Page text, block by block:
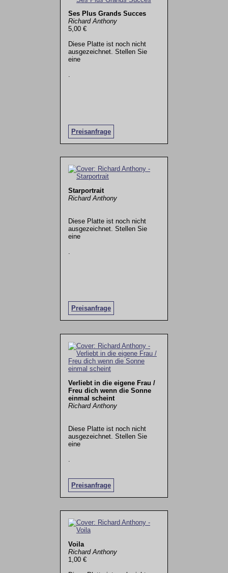
Ses Plus Grands Succes
Richard Anthony
5,00 €
Diese Platte ist noch nicht
ausgezeichnet. Stellen Sie
eine
Preisanfrage
.
Starportrait
Richard Anthony
Diese Platte ist noch nicht
ausgezeichnet. Stellen Sie
eine
Preisanfrage
.
Verliebt in die eigene Frau /
Freu dich wenn die Sonne
einmal scheint
Richard Anthony
Diese Platte ist noch nicht
ausgezeichnet. Stellen Sie
eine
Preisanfrage
Voila
Richard Anthony
1,00 €